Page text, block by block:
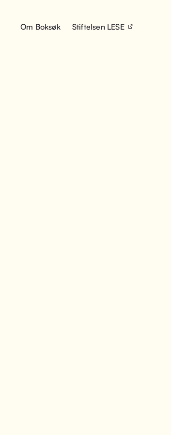
Om Boksøk Stiftelsen LESE